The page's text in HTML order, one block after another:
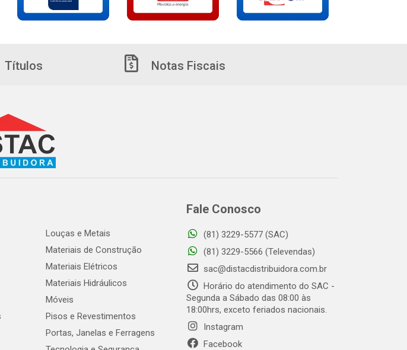
Títulos Notas Fiscais
Louças e Metais
Materiais de Construção
Materiais Elétricos
Materiais Hidráulicos
Móveis
Pisos e Revestimentos
Portas, Janelas e Ferragens
Fale Conosco
(81) 3229-5577 (SAC)
(81) 3229-5566 (Televendas)
sac@distacdistribuidora.com.br
Horário do atendimento do SAC -
Segunda a Sábado das 08:00 às
18:00hrs, exceto feriados nacionais.
Instagram
Facebook